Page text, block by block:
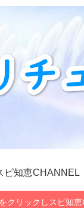
ピ知恵CHANNEL
クリックしスピ知